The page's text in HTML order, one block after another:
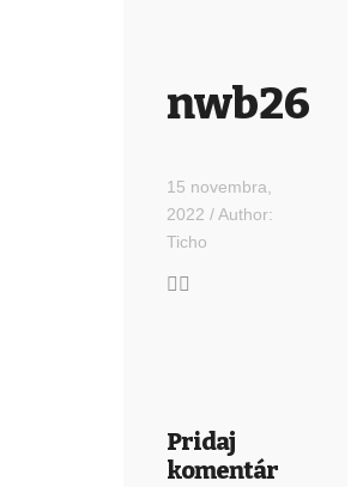
nwb26
15 novembra,
2022 /Author:
Ticho
Pridaj
komentár